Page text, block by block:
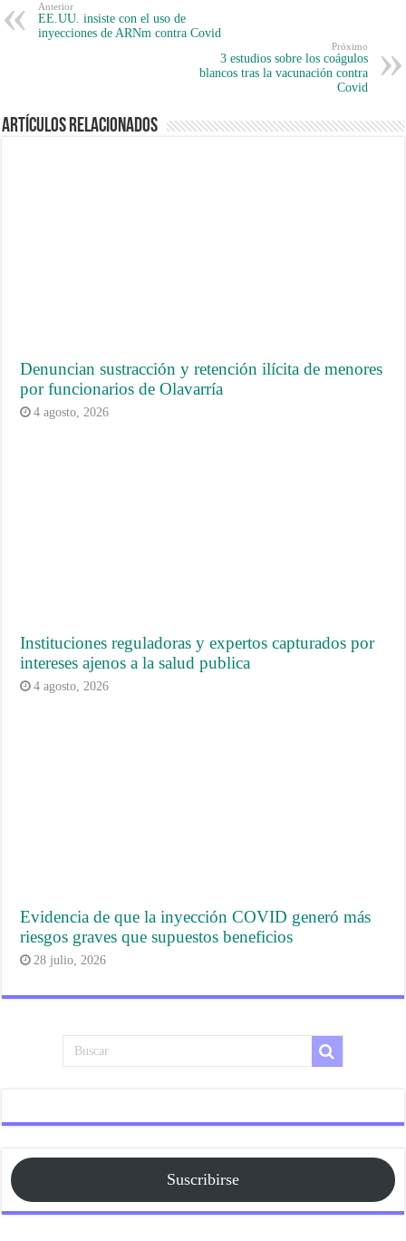
Anterior
EE.UU. insiste con el uso de
inyecciones de ARNm contra Covid
Próximo
3 estudios sobre los coágulos
blancos tras la vacunación contra
Covid
Artículos Relacionados
Denuncian sustracción y retención ilícita de menores
por funcionarios de Olavarría
4 agosto, 2026
Instituciones reguladoras y expertos capturados por
intereses ajenos a la salud publica
4 agosto, 2026
Evidencia de que la inyección COVID generó más
riesgos graves que supuestos beneficios
28 julio, 2026
Suscribirse